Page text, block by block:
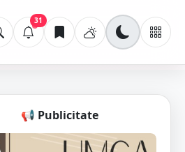
31
📢 Publicitate